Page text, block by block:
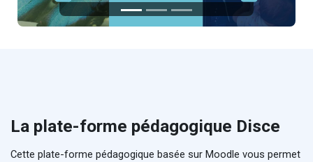
La plate-forme pédagogique Disce
Cette plate-forme pédagogique basée sur Moodle vous permet